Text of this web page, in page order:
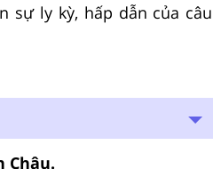
sự ly kỳ, hấp dẫn của câu
Châu.